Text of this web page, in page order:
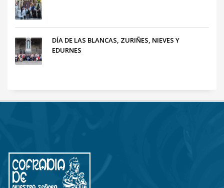
DÍA DE LAS BLANCAS, ZURIÑES, NIEVES Y
EDURNES